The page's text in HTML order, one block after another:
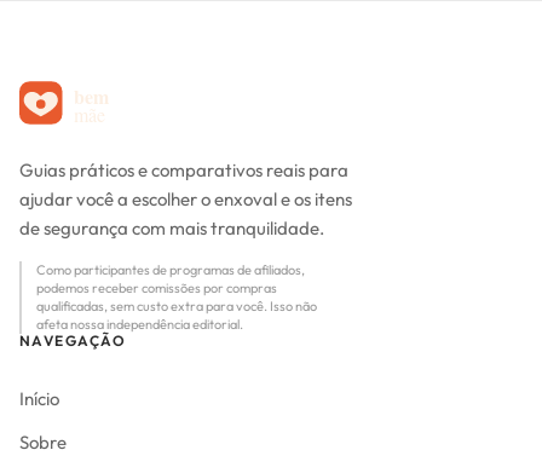
Guias práticos e comparativos reais para
ajudar você a escolher o enxoval e os itens
de segurança com mais tranquilidade.
Como participantes de programas de afiliados,
podemos receber comissões por compras
qualificadas, sem custo extra para você. Isso não
afeta nossa independência editorial.
NAVEGAÇÃO
Início
Sobre